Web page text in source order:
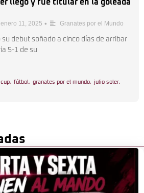
llegó y fue titular en la goleada
enero 11, 2025 • Granates por el Mundo
su debut soñado a cinco días de arribar
5-1 de su
, fútbol , granates por el mundo, julio soler,